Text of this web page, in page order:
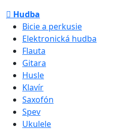
Hudba
Bicie a perkusie
Elektronická hudba
Flauta
Gitara
Husle
Klavír
Saxofón
Spev
Ukulele